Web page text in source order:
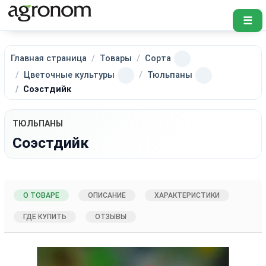
☰
Главная страница Товары
Сорта
Цветочные культуры
Тюльпаны
Соэстдийк
ТЮЛЬПАНЫ
Соэстдийк
О ТОВАРЕ ОПИСАНИЕ ХАРАКТЕРИСТИКИ
ГДЕ КУПИТЬ ОТЗЫВЫ